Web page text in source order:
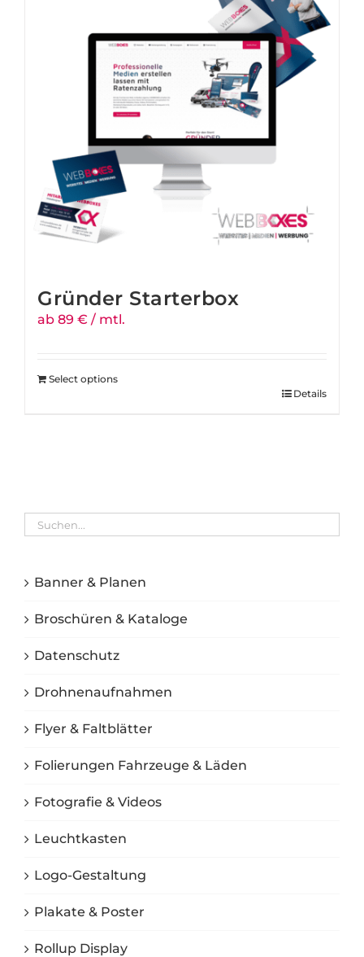
Gründer Starterbox
ab 89 € / mtl.
Select options
Details
Banner & Planen
Broschüren & Kataloge
Datenschutz
Drohnenaufnahmen
Flyer & Faltblätter
Folierungen Fahrzeuge & Läden
Fotografie & Videos
Leuchtkasten
Logo-Gestaltung
Plakate & Poster
Rollup Display